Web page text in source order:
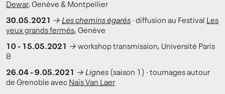
Dewar, Genève & Montpellier
30.05.2021
→ Les chemins égarés · diffusion au Festival Les
yeux grands fermés, Genève
10 - 15.05.2021
→ workshop transmission, Université Paris
8
26.04 - 9.05.2021
→ Lignes (saison 1) · tournages autour
de Grenoble avec Naïs Van Laer